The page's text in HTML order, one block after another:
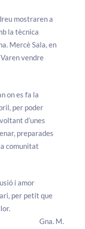
mostraren a
la tècnica
Mercè Sala, en
vendre
on es fa la
per poder
d’unes
preparades
comunitat
i amor
per petit que
M.